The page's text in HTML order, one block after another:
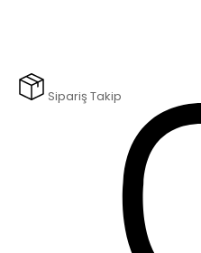
Sipariş Takip